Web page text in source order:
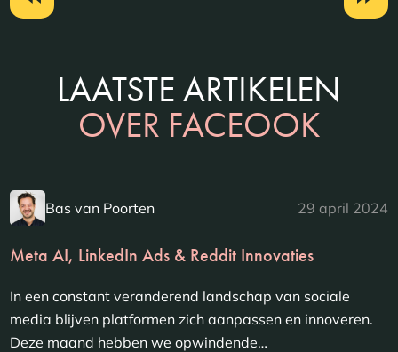
LAATSTE ARTIKELEN
OVER FACEOOK
Bas van Poorten 29 april 2024
Meta AI, LinkedIn Ads & Reddit Innovaties
In een constant veranderend landschap van sociale
media blijven platformen zich aanpassen en innoveren.
Deze maand hebben we opwindende…